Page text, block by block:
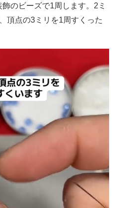
のビーズで1周します。2ミ
頂点の3ミリを1周すくった